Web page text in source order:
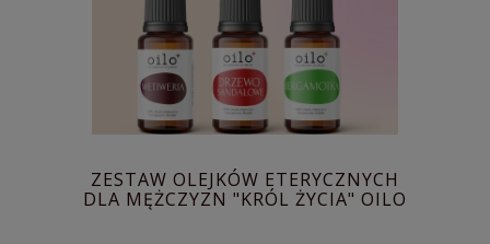
ZESTAW OLEJKÓW ETERYCZNYCH
DLA MĘŻCZYZN "KRÓL ŻYCIA" OILO